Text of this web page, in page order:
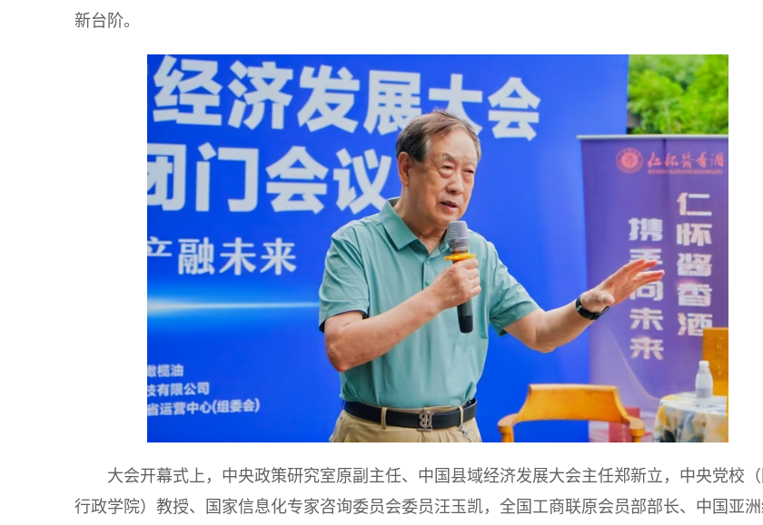
新台阶。
大会开幕式上，中央政策研究室原副主任、中国县域经济发展大会主任郑新立，中央党校
行政学院）教授、国家信息化专家咨询委员会委员汪玉凯，全国工商联原会员部部长、中国亚